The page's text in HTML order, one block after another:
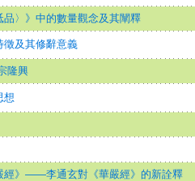
品〉》中的數量觀念及其闡釋
徵及其修辭意義
隆興
想
經》——李通玄對《華嚴經》的新詮釋